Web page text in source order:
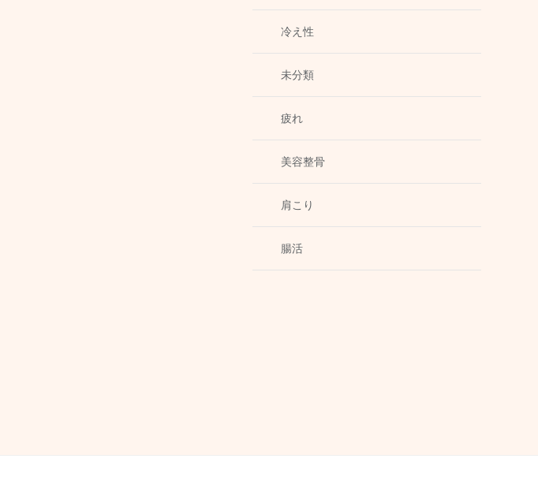
冷え性
未分類
疲れ
美容整骨
肩こり
腸活